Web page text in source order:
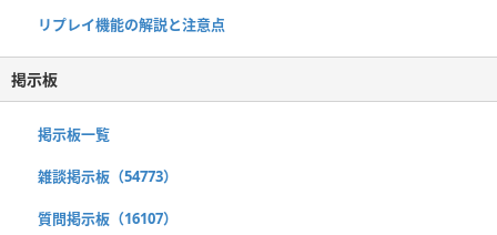
リプレイ機能の解説と注意点
掲示板
掲示板一覧
雑談掲示板（54773）
質問掲示板（16107）